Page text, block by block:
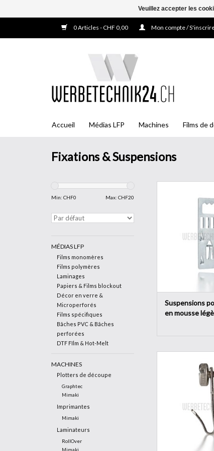
0 Articles - CHF 0,00 Mon compte /
Accueil Médias LFP Machines Films de
Fixations & Suspensions
Min: CHF0 Max: CHF20
MÉDIAS LFP
Films monomères
Films polymères
Laminages
Papiers & Films blockout
Décor en verre &
Microperforés
Films spécifiques
Bâches PVC & Bâches
perforées
DTF FIlm & Hot-Melt
MACHINES
Plotters de découpe
Graphtec
Mimaki
Imprimantes
Mimaki
Laminateurs
RollOver
Mimaki
rapides, simples
pour les
légère et les
ainsi que
AJOUTER
Suspensions
en mousse
câbles de
à 2,0
AJOUTER
Veuillez accepter les